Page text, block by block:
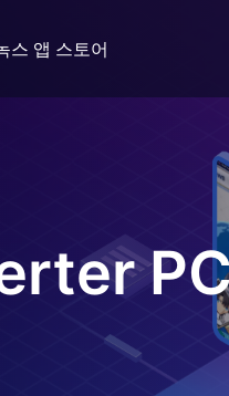
스 앱 스토어